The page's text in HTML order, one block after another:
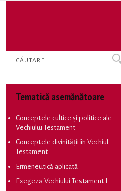
Search
Tematică asemănătoare
Conceptele cultice și politice ale
Vechiului Testament
Conceptele divinității în Vechiul
Testament
Ermeneutică aplicată
Exegeza Vechiului Testament I